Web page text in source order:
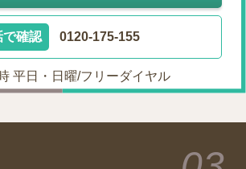
で確認 0120-175-155
平日・日曜/フリーダイヤル